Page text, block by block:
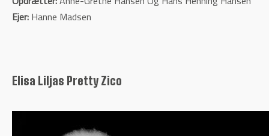
Ejer: Hanne Madsen
Elisa Liljas Pretty Zico